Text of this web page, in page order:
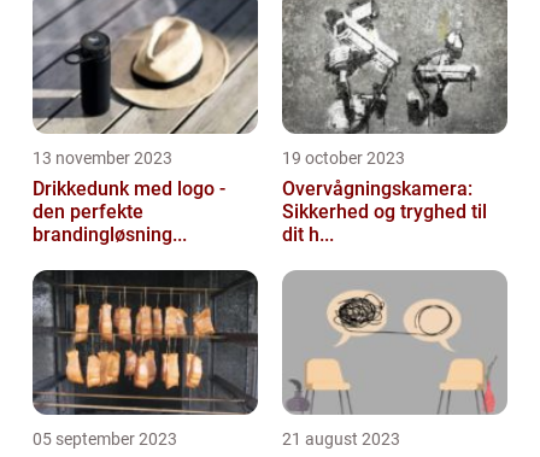
13 november 2023
Drikkedunk med logo -
den perfekte
brandingløsning...
19 october 2023
Overvågningskamera:
Sikkerhed og tryghed til
dit h...
05 september 2023 21 august 2023